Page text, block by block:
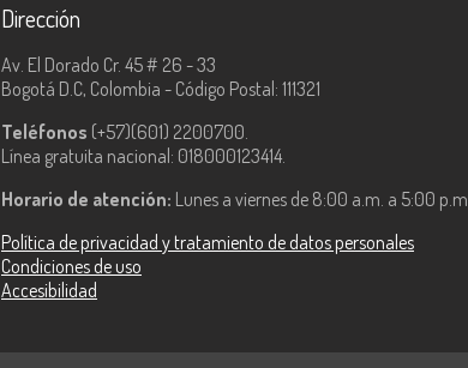
Dirección
Av. El Dorado Cr. 45 # 26 - 33
Bogotá D.C, Colombia - Código Postal: 111321
Teléfonos (+57)(601) 2200700.
Línea gratuita nacional: 018000123414.
Horario de atención: Lunes a viernes de 8:00 a.m. a 5:00 p.m.
Política de privacidad y tratamiento de datos personales
Condiciones de uso
Accesibilidad